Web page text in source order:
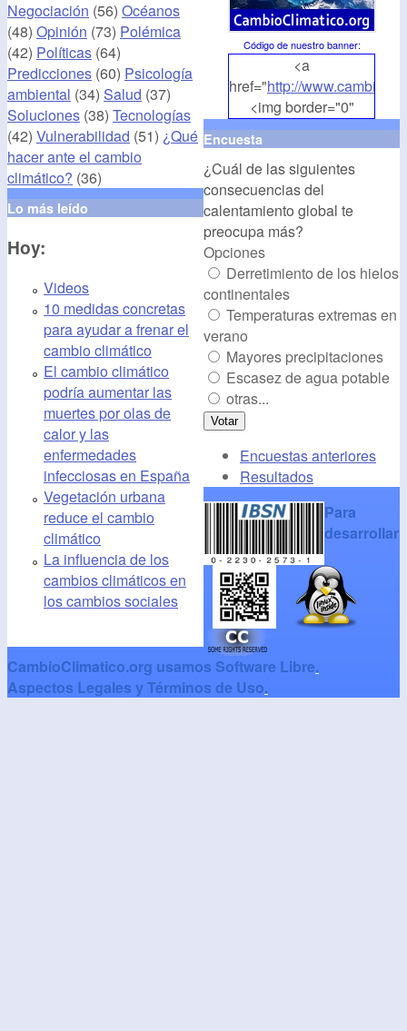
Negociación (56) Océanos
(48) Opinión (73) Polémica
(42) Políticas (64)
Predicciones (60) Psicología
ambiental (34) Salud (37)
Soluciones (38) Tecnologías
(42) Vulnerabilidad (51) ¿Qué
hacer ante el cambio
climático? (36)
Lo más leído
Hoy:
Videos
10 medidas concretas
para ayudar a frenar el
cambio climático
El cambio climático
podría aumentar las
muertes por olas de
calor y las
enfermedades
infecciosas en España
Vegetación urbana
reduce el cambio
climático
La influencia de los
cambios climáticos en
los cambios sociales
Código de nuestro banner:
<a
href="http://
<img border="0"
align="middle"
src="http://
alt="CambioClimatico.org"
/></a>
Encuesta
¿Cuál de las siguientes
consecuencias del
calentamiento global te
preocupa más?
Opciones
Derretimiento de los hielos
continentales
Temperaturas extremas en
verano
Mayores precipitaciones
Escasez de agua potable
otras...
Encuestas anteriores
Resultados
Para
desarrollar
CambioClimatico.org usamos Software Libre.
Aspectos Legales y Términos de Uso.